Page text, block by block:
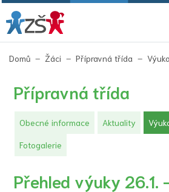
Domů Žáci Přípravná třída Výuka
Přípravná třída
Obecné informace Aktuality
Fotogalerie
Přehled výuky 26.1.